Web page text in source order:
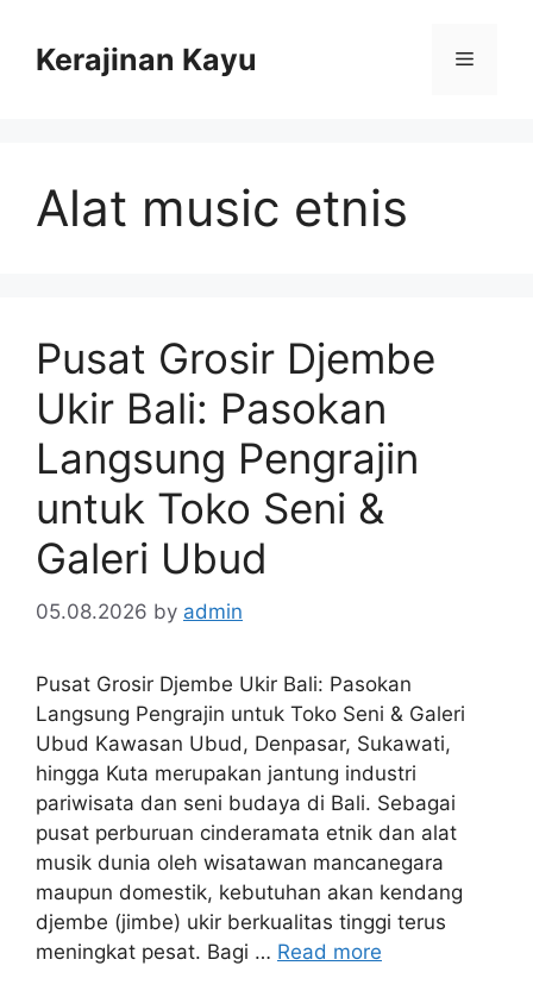
contentKerajinan Kayu Menu
Alat music etnis
Pusat Grosir Djembe
Ukir Bali: Pasokan
Langsung Pengrajin
untuk Toko Seni &
Galeri Ubud
05.08.2026 by admin
Pusat Grosir Djembe Ukir Bali: Pasokan
Langsung Pengrajin untuk Toko Seni & Galeri
Ubud Kawasan Ubud, Denpasar, Sukawati,
hingga Kuta merupakan jantung industri
pariwisata dan seni budaya di Bali. Sebagai
pusat perburuan cinderamata etnik dan alat
musik dunia oleh wisatawan mancanegara
maupun domestik, kebutuhan akan kendang
djembe (jimbe) ukir berkualitas tinggi terus
meningkat pesat. Bagi … Read more